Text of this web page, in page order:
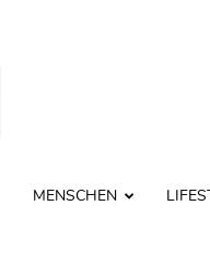
MENSCHEN